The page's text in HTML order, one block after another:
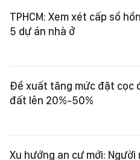
TPHCM: Xem xét cấp sổ
5 dự án nhà ở
Đề xuất tăng mức đặt cọc
đất lên 20%-50%
Xu hướng an cư mới: Người